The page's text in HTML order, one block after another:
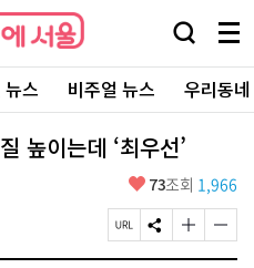
검
창
열
기
메
뉴
전
체
보
스 비주얼 뉴스 우리동
높이는데 ‘최우선’
좋
요
73조회 1,966
페
이
S
N
글
자
글
자